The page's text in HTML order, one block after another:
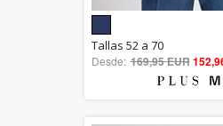
out of 5
Tallas 52 a 70
Desde: 169,95 EUR